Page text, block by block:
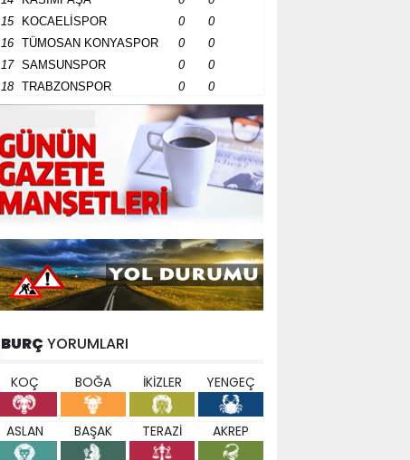
15
KOCAELİSPOR 0
0
16
TÜMOSAN KONYASPOR 0
0
17
SAMSUNSPOR 0
0
18
TRABZONSPOR 0 0
BURÇ YORUMLARI
KOÇ BOĞA İKİZLER YENGEÇ
ASLAN BAŞAK TERAZİ AKREP